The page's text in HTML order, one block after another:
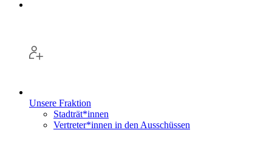
Unsere Fraktion
Stadträt*innen
Vertreter*innen in den Ausschüssen